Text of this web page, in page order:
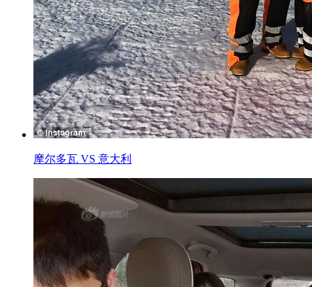
摩尔多瓦 VS 意大利